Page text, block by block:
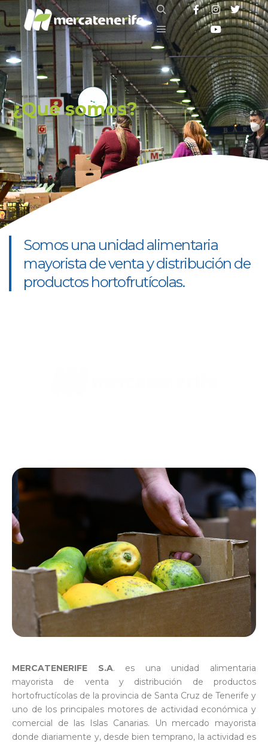
¿Qué somos?
Somos una unidad alimentaria
mayorista de venta y distribución de
productos hortofrutícolas.
MERCATENERIFE S.A. es una unidad alimentaria
mayorista de venta y distribución de productos
hortofructícolas de la provincia de Santa Cruz de Tenerife y
uno de los principales motores de actividad económica y
comercial de las Islas Canarias. Un mercado mayorista
donde diariamente y, desde bien temprano, la actividad es